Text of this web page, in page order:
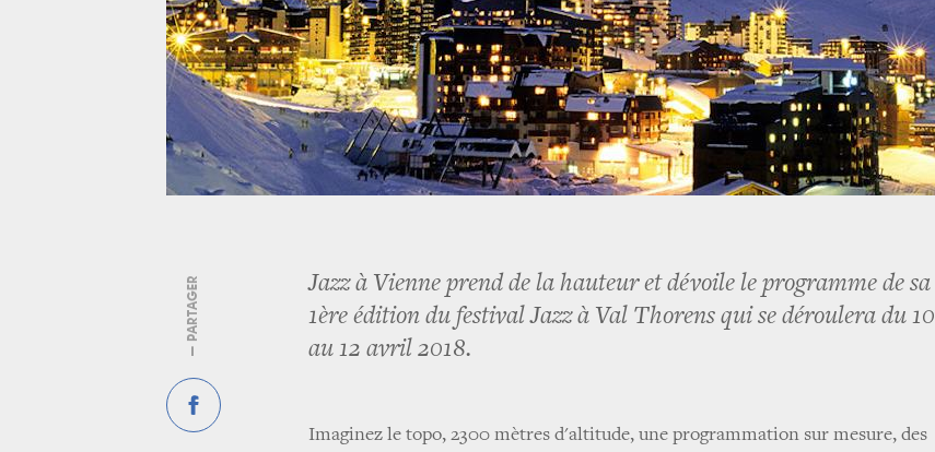
— PARTAGER
Jazz à Vienne prend de la hauteur et dévoile le programme de sa
1ère édition du festival Jazz à Val Thorens qui se déroulera du 10
au 12 avril 2018.
Imaginez le topo, 2300 mètres d'altitude, une programmation sur mesure, des